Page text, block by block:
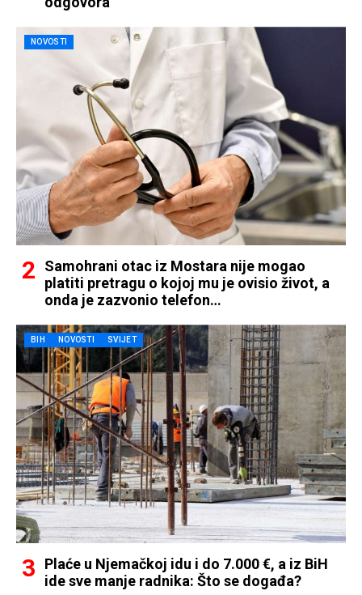
NOVOSTI
Samohrani otac iz Mostara nije mogao
platiti pretragu o kojoj mu je ovisio život, a
onda je zazvonio telefon…
BIH NOVOSTI SVIJET
Plaće u Njemačkoj idu i do 7.000 €, a iz BiH
ide sve manje radnika: Što se događa?